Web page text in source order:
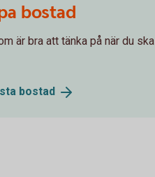
bostad
är bra att tänka på när du ska
bostad